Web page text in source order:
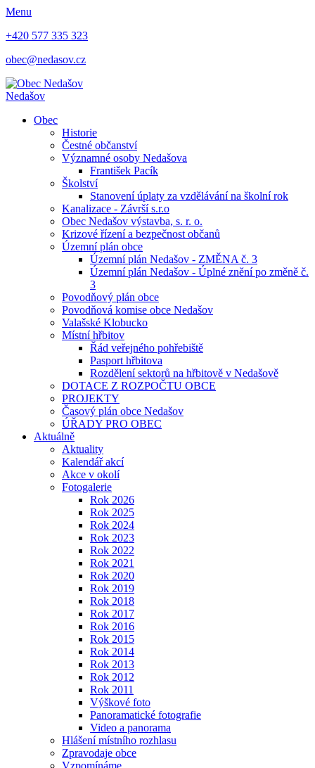
Menu
+420 577 335 323
obec@nedasov.cz
Nedašov
Obec
Historie
Čestné občanství
Významné osoby Nedašova
František Pacík
Školství
Stanovení úplaty za vzdělávání na školní rok
Kanalizace - Závrší s.r.o
Obec Nedašov výstavba, s. r. o.
Krizové řízení a bezpečnost občanů
Územní plán obce
Územní plán Nedašov - ZMĚNA č. 3
Územní plán Nedašov - Úplné znění po změně č.
3
Povodňový plán obce
Povodňová komise obce Nedašov
Valašské Klobucko
Místní hřbitov
Řád veřejného pohřebiště
Pasport hřbitova
Rozdělení sektorů na hřbitově v Nedašově
DOTACE Z ROZPOČTU OBCE
PROJEKTY
Časový plán obce Nedašov
ÚŘADY PRO OBEC
Aktuálně
Aktuality
Kalendář akcí
Akce v okolí
Fotogalerie
Rok 2026
Rok 2025
Rok 2024
Rok 2023
Rok 2022
Rok 2021
Rok 2020
Rok 2019
Rok 2018
Rok 2017
Rok 2016
Rok 2015
Rok 2014
Rok 2013
Rok 2012
Rok 2011
Výškové foto
Panoramatické fotografie
Video a panorama
Hlášení místního rozhlasu
Zpravodaje obce
Vzpomínáme